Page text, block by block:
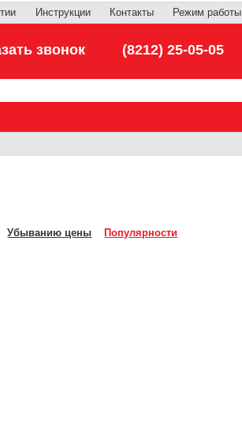
Инструкции Контакты Режим работы
звонок (8212) 25-05-05
Убыванию цены Популярности